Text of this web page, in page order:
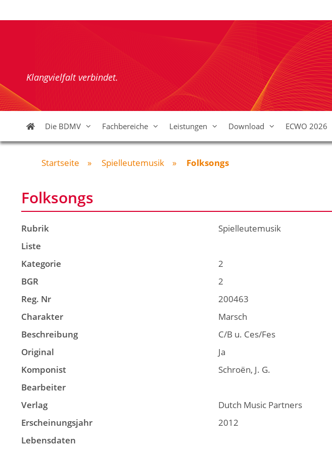
Inhalt
Klangvielfalt verbindet.
Die BDMV Fachbereiche Leistungen Download ECWO 2026
Startseite » Spielleutemusik » Folksongs
Folksongs
Rubrik
Spielleutemusik
Liste
Kategorie
2
BGR
2
Reg. Nr
200463
Charakter
Marsch
Beschreibung
C/B u. Ces/Fes
Original
Ja
Komponist
Schroën, J. G.
Bearbeiter
Verlag
Dutch Music Partners
Erscheinungsjahr
2012
Lebensdaten